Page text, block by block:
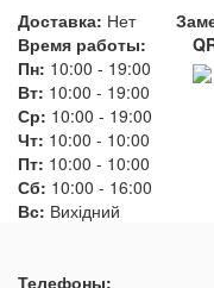
Доставка: Нет
Время работы:
Пн: 10:00 - 19:00
Вт: 10:00 - 19:00
Ср: 10:00 - 19:00
Чт: 10:00 - 10:00
Пт: 10:00 - 10:00
Сб: 10:00 - 16:00
Вс: Вихідний
Телефоны: